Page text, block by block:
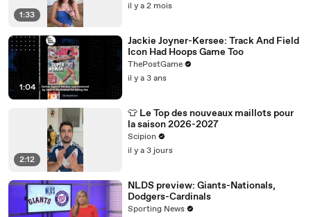
1:33
il y a 2 mois
1:04
Jackie Joyner-Kersee: Track And Field
Icon Had Hoops Game Too
ThePostGame
il y a 3 ans
2:12
👕 Le Top des nouveaux maillots pour
la saison 2026-2027
Scipion
il y a 3 jours
NLDS preview: Giants-Nationals,
Dodgers-Cardinals
Sporting News